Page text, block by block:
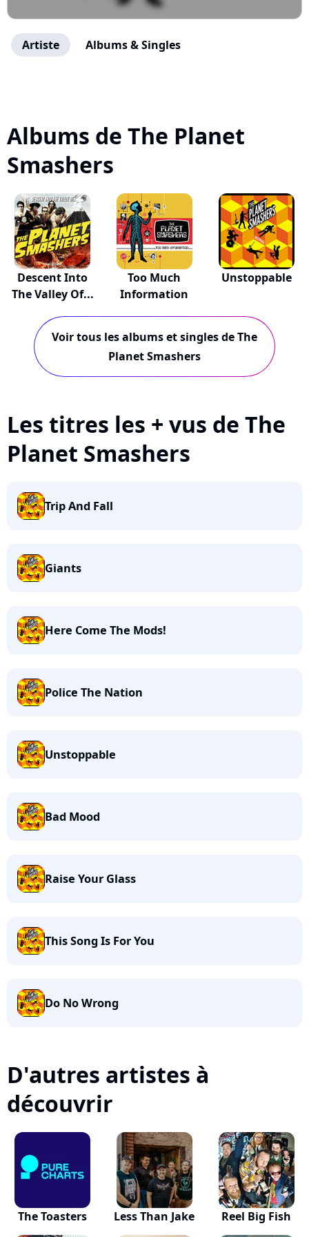
Artiste Albums & Singles
Albums de The Planet
Smashers
Descent Into
The Valley Of...
Too Much
Information
Unstoppable
Voir tous les albums et singles de The
Planet Smashers
Les titres les + vus de The
Planet Smashers
Trip And Fall
Giants
Here Come The Mods!
Police The Nation
Unstoppable
Bad Mood
Raise Your Glass
This Song Is For You
Do No Wrong
D'autres artistes à
découvrir
The Toasters Less Than Jake Reel Big Fish